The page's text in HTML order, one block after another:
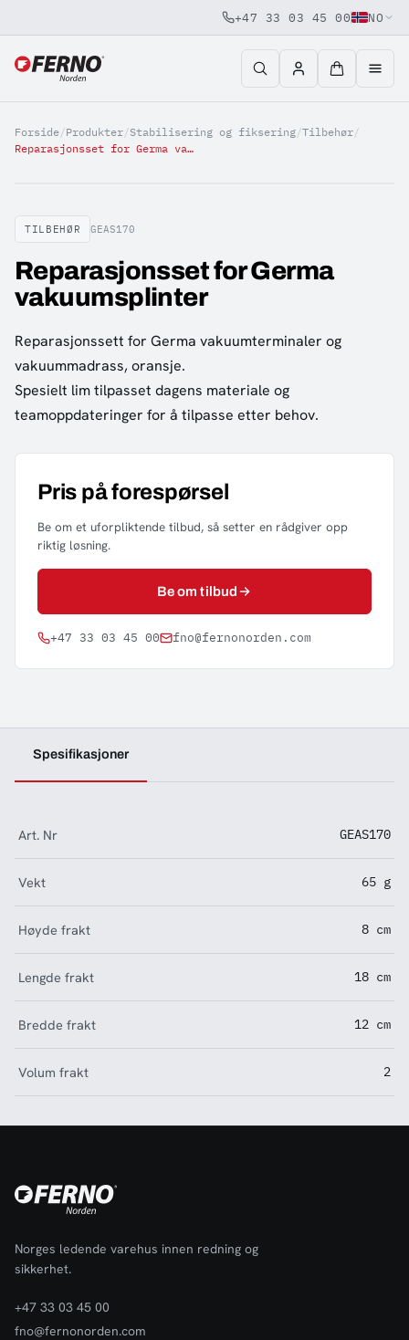
Jump to content
+47 33 03 45 00 NO
Forside/Produkter/Stabilisering og fiksering/Tilbehør/
Reparasjonsset for Germa vakuumsplinter
TILBEHØR GEAS170
Reparasjonsset for Germa
vakuumsplinter
Reparasjonssett for Germa vakuumterminaler og
vakuummadrass, oransje.
Spesielt lim tilpasset dagens materiale og
teamoppdateringer for å tilpasse etter behov.
Pris på forespørsel
Be om et uforpliktende tilbud, så setter en rådgiver opp
riktig løsning.
Be om tilbud
+47 33 03 45 00 fno@fernonorden.com
Spesifikasjoner
Art. Nr GEAS170
Vekt 65 g
Høyde frakt 8 cm
Lengde frakt 18 cm
Bredde frakt 12 cm
Volum frakt 2
Norges ledende varehus innen redning og
sikkerhet.
+47 33 03 45 00
fno@fernonorden.com